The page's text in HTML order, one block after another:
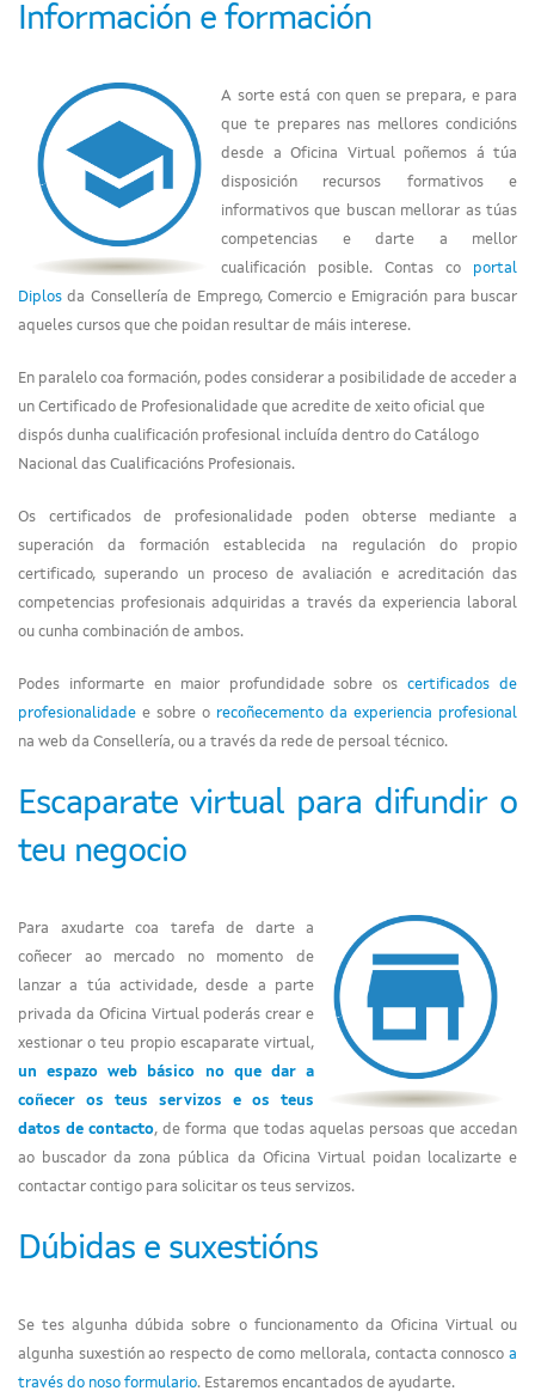
Información e formación
A sorte está con quen se prepara, e para
que te prepares nas mellores condicións
desde a Oficina Virtual poñemos á túa
disposición recursos formativos e
informativos que buscan mellorar as túas
competencias e darte a mellor
cualificación posible. Contas co portal
Diplos da Consellería de Emprego, Comercio e Emigración para buscar
aqueles cursos que che poidan resultar de máis interese.
En paralelo coa formación, podes considerar a posibilidade de acceder a
un Certificado de Profesionalidade que acredite de xeito oficial que
dispós dunha cualificación profesional incluída dentro do Catálogo
Nacional das Cualificacións Profesionais.
Os certificados de profesionalidade poden obterse mediante a
superación da formación establecida na regulación do propio
certificado, superando un proceso de avaliación e acreditación das
competencias profesionais adquiridas a través da experiencia laboral
ou cunha combinación de ambos.
Podes informarte en maior profundidade sobre oscertificados de
profesionalidade e sobre o recoñecemento da experiencia profesional
na web da Consellería, ou a través da rede de persoal técnico.
Escaparate virtual para difundir o
teu negocio
Para axudarte coa tarefa de darte a
coñecer ao mercado no momento de
lanzar a túa actividade, desde a parte
privada da Oficina Virtual poderás crear e
xestionar o teu propio escaparate virtual,
un espazo web básico no que dar a
coñecer os teus servizos e os teus
datos de contacto, de forma que todas aquelas persoas que accedan
ao buscador da zona pública da Oficina Virtual poidan localizarte e
contactar contigo para solicitar os teus servizos.
Dúbidas e suxestións
Se tes algunha dúbida sobre o funcionamento da Oficina Virtual ou
algunha suxestión ao respecto de como mellorala, contacta connosco a
través do noso formulario. Estaremos encantados de ayudarte.